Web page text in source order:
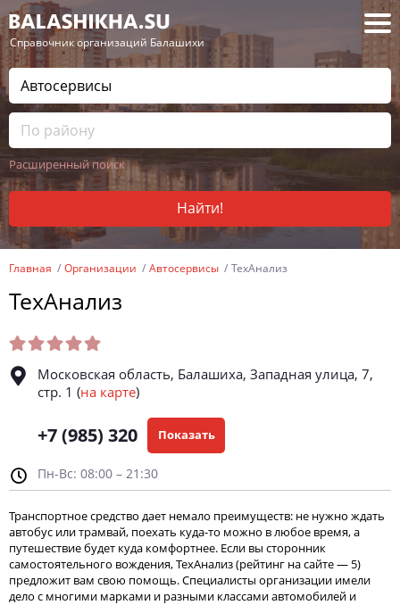
— Справочник организаций Балашихи
Расширенный поиск
Найти!
Главная Организации Автосервисы ТехАнализ
ТехАнализ
Московская область, Балашиха, Западная улица, 7,
стр. 1 (на карте)
+7 (985) 320 Показать
Пн-Вс: 08:00 – 21:30
Транспортное средство дает немало преимуществ: не нужно ждать
автобус или трамвай, поехать куда-то можно в любое время, а
путешествие будет куда комфортнее. Если вы сторонник
самостоятельного вождения, ТехАнализ (рейтинг на сайте — 5)
предложит вам свою помощь. Специалисты организации имели
дело с многими марками и разными классами автомобилей и